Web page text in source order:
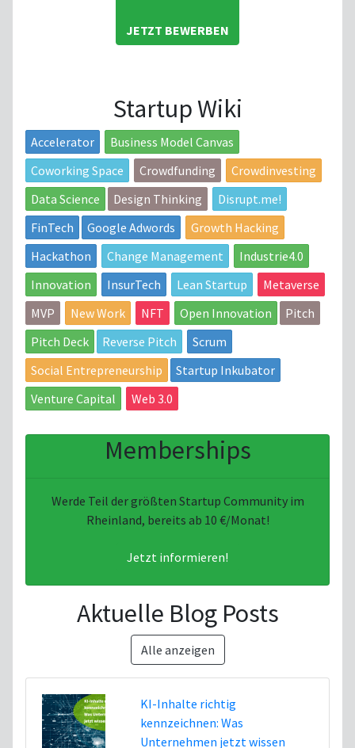
JETZT BEWERBEN
Startup Wiki
Accelerator
Business Model Canvas
Coworking Space
Crowdfunding
Crowdinvesting
Data Science
Design Thinking
Disrupt.me!
FinTech
Google Adwords
Growth Hacking
Hackathon
Change Management
Industrie4.0
Innovation
InsurTech Lean Startup
Metaverse
MVP
New Work NFT Open Innovation
Pitch
Pitch Deck
Reverse Pitch
Scrum
Social Entrepreneurship
Startup Inkubator
Venture Capital
Web 3.0
Memberships
Werde Teil der größten Startup Community im
Rheinland, bereits ab 10 €/Monat!
Jetzt informieren!
Aktuelle Blog Posts
Alle anzeigen
KI-Inhalte richtig
kennzeichnen: Was
Unternehmen jetzt wissen